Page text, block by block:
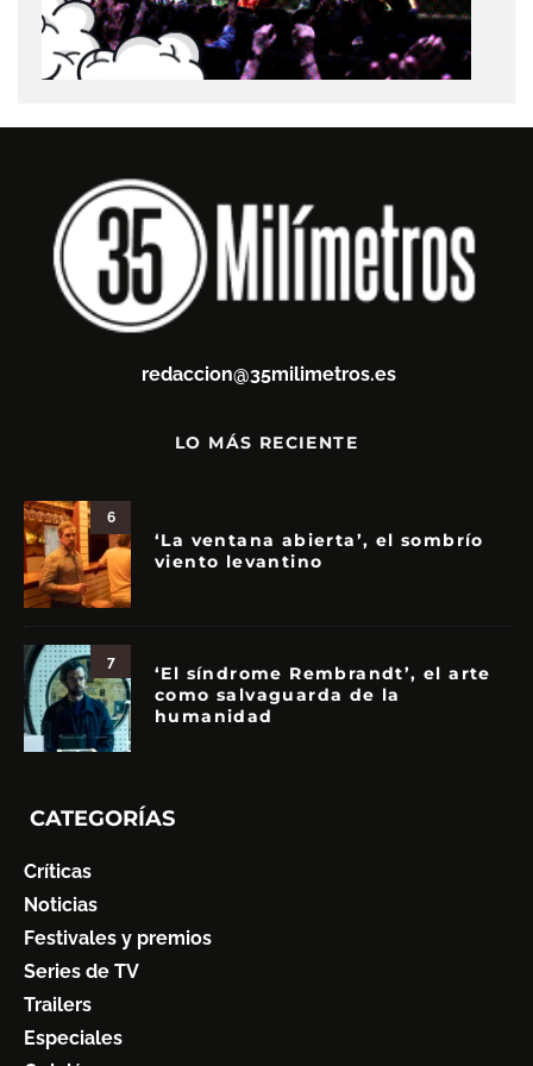
redaccion@35milimetros.es
LO MÁS RECIENTE
6
‘La ventana abierta’, el sombrío
viento levantino
7
‘El síndrome Rembrandt’, el arte
como salvaguarda de la
humanidad
CATEGORÍAS
Críticas
Noticias
Festivales y premios
Series de TV
Trailers
Especiales